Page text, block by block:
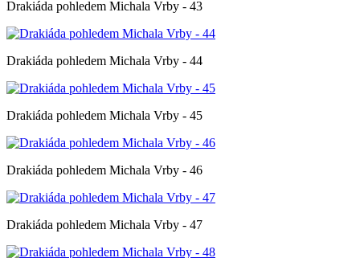
Drakiáda pohledem Michala Vrby - 43
Drakiáda pohledem Michala Vrby - 44
Drakiáda pohledem Michala Vrby - 45
Drakiáda pohledem Michala Vrby - 46
Drakiáda pohledem Michala Vrby - 47